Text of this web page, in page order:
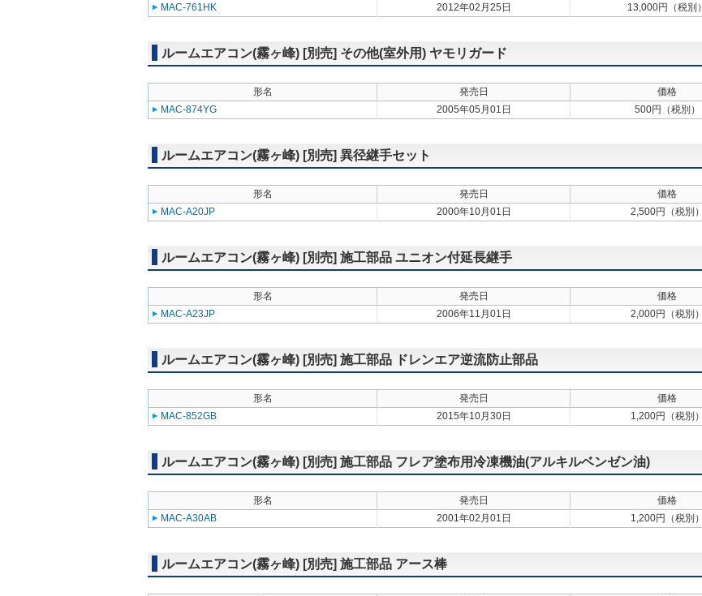
MAC-761HK
2012年02月25日 13,000円（税別）
ルームエアコン(霧ヶ峰) [別売] その他(室外用) ヤモリガード
形名 発売日
価格
MAC-874YG
2005年05月01日 500円（税別）
ルームエアコン(霧ヶ峰) [別売] 異径継手セット
形名 発売日
価格
MAC-A20JP
2000年10月01日 2,500円（税別）
ルームエアコン(霧ヶ峰) [別売] 施工部品 ユニオン付延長継手
形名 発売日
価格
MAC-A23JP
2006年11月01日 2,000円（税別）
ルームエアコン(霧ヶ峰) [別売] 施工部品 ドレンエア逆流防止部品
形名 発売日
価格
MAC-852GB
2015年10月30日 1,200円（税別）
ルームエアコン(霧ヶ峰) [別売] 施工部品 フレア塗布用冷凍機油(アルキルベンゼン油)
形名 発売日
価格
MAC-A30AB
2001年02月01日 1,200円（税別）
ルームエアコン(霧ヶ峰) [別売] 施工部品 アース棒